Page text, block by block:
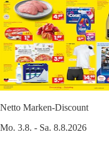
Netto Marken-Discount
Mo. 3.8. - Sa. 8.8.2026